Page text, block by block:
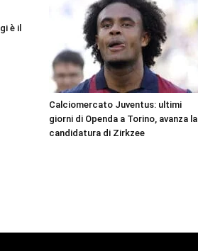
è il
Calciomercato Juventus: ultimi
giorni di Openda a Torino, avanza la
candidatura di Zirkzee